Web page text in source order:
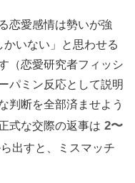
恋愛感情は勢いが強
いない」と思わせる
（恋愛研究者フィッシ
パミン反応として説明
判断を全部済ませよう
式な交際の返事は 2〜
出すと、ミスマッチ